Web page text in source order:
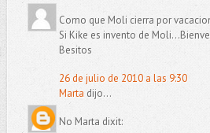
Como que Moli cierra por
Si Kike es invento de
Besitos
26 de julio de 2010 a las 9:30
Marta dijo...
No Marta dixit: